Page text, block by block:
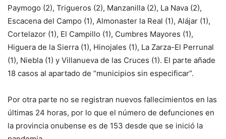
Paymogo (2), Trigueros (2), Manzanilla (2), La Nava (2),
Escacena del Campo (1), Almonaster la Real (1), Alájar (1),
Cortelazor (1), El Campillo (1), Cumbres Mayores (1),
Higuera de la Sierra (1), Hinojales (1), La Zarza-El Perrunal
(1), Niebla (1) y Villanueva de las Cruces (1). El parte añade
18 casos al apartado de “municipios sin especificar”.
Por otra parte no se registran nuevos fallecimientos en las
últimas 24 horas, por lo que el número de defunciones en
la provincia onubense es de 153 desde que se inició la